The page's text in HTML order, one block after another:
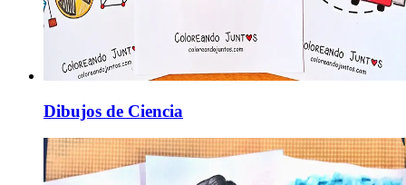
Dibujos de Ciencia